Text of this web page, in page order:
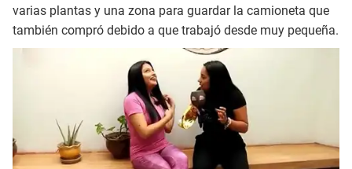
varias plantas y una zona para guardar la camioneta que
también compró debido a que trabajó desde muy pequeña.